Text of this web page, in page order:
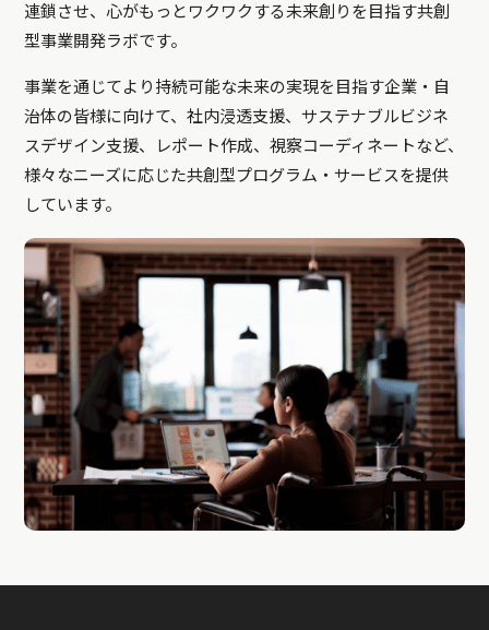
連鎖させ、心がもっとワクワクする未来創りを目指す共創
型事業開発ラボです。
事業を通じてより持続可能な未来の実現を目指す企業・自
治体の皆様に向けて、社内浸透支援、サステナブルビジネ
スデザイン支援、レポート作成、視察コーディネートなど、
様々なニーズに応じた共創型プログラム・サービスを提供
しています。